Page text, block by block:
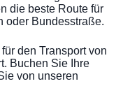
die beste Route für
oder Bundesstraße.
den Transport von
Buchen Sie Ihre
von unseren